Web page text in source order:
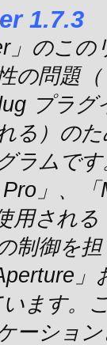
1.7.3
」のこ
の問題
プラ
る）の
ラムで
」、
用され
制御を
」
ます。
ーショ